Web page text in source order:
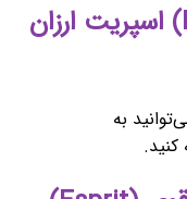
از کجا عطر و ادکلن (Esprit) اسپریت ارزان
به